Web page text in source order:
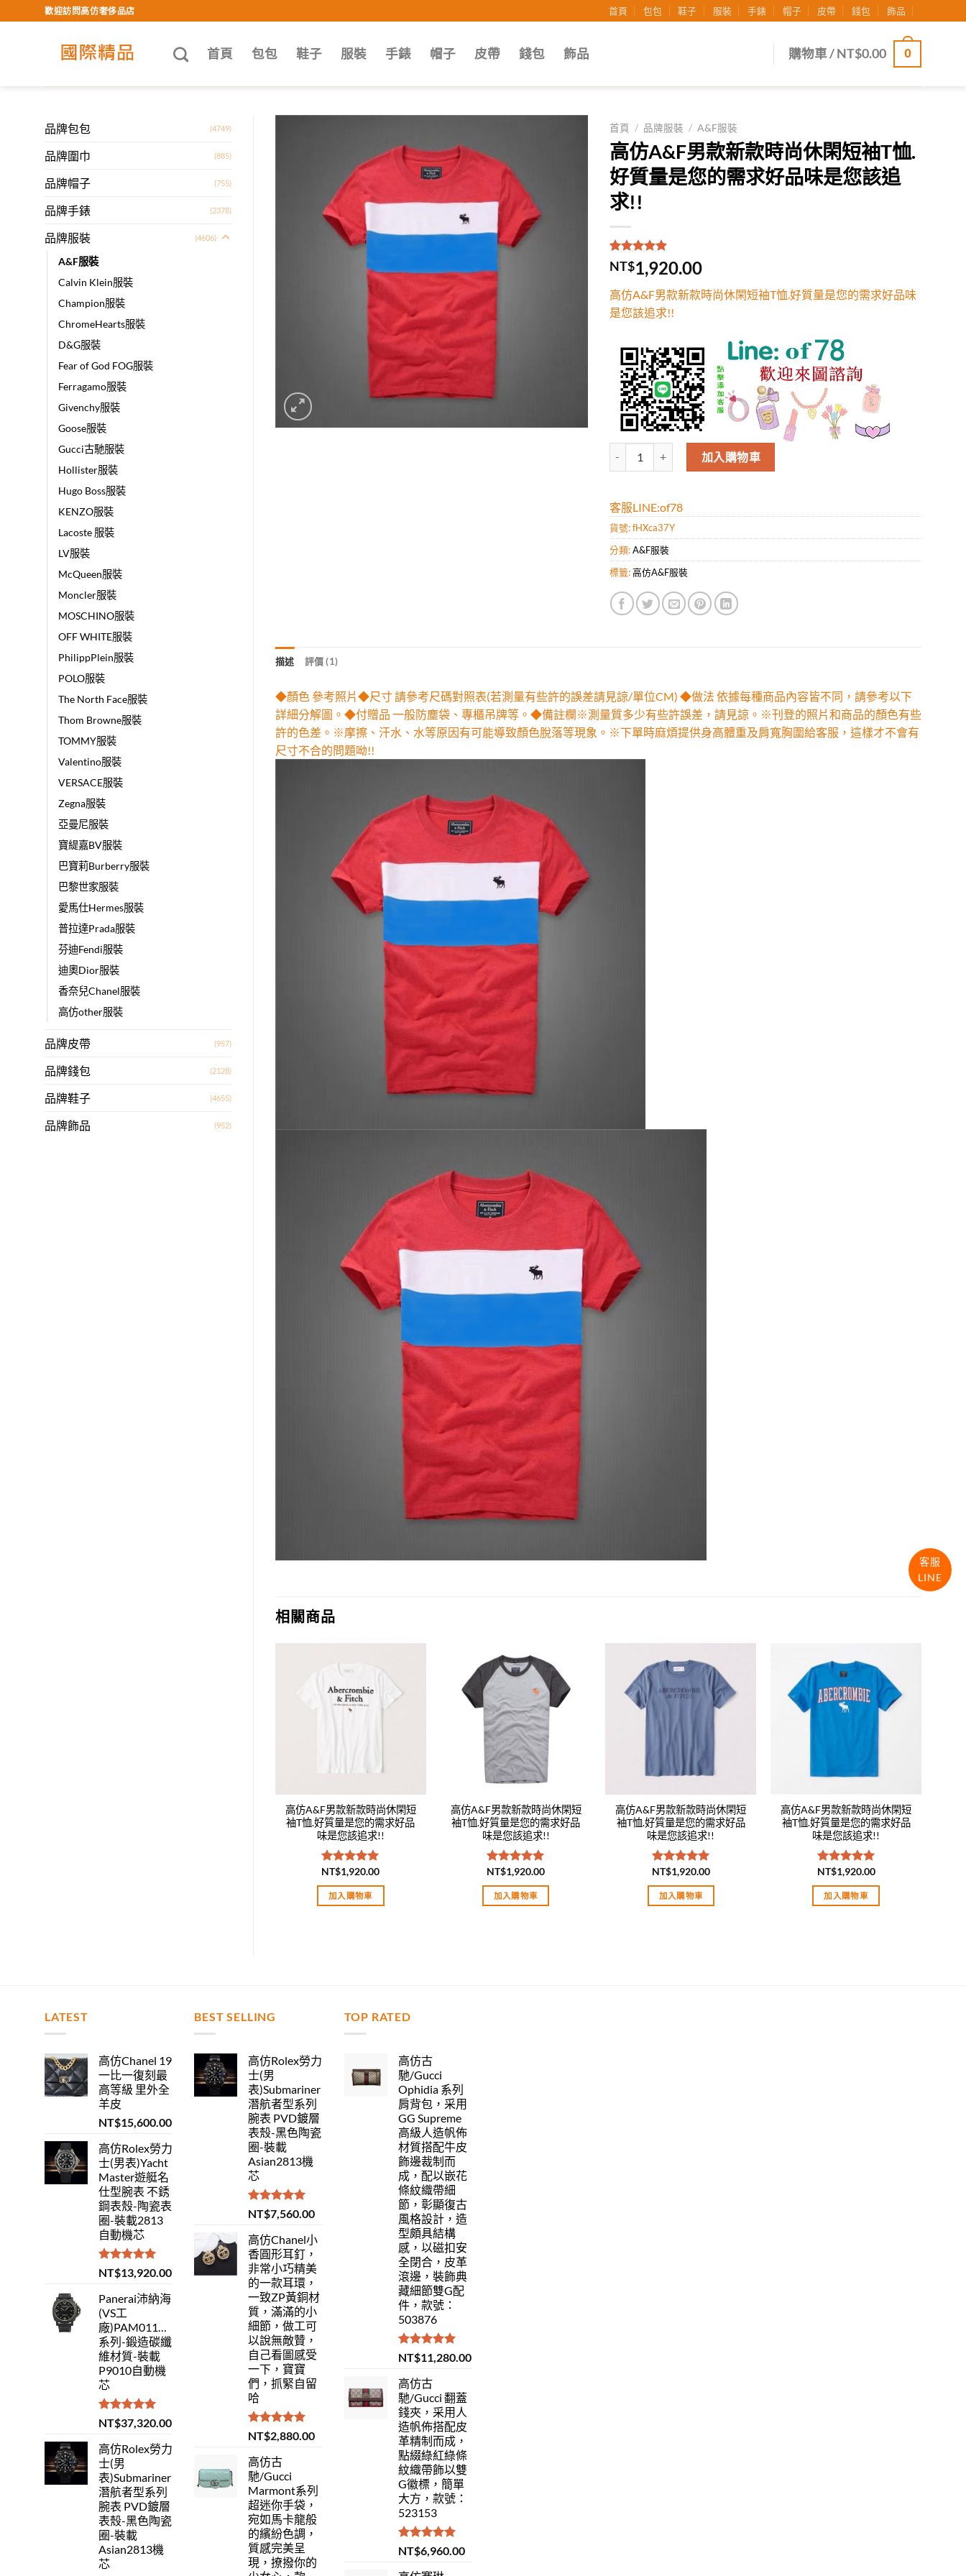
to
歡迎訪問高仿奢侈品店 首頁 包包 鞋子 服裝 手錶 帽子 皮帶 錢包 飾品
首頁 包包 鞋子 服裝 手錶 帽子 皮帶 錢包 飾品 購物車 /NT$0.00 0
品牌包包 (4749)
品牌圍巾 (885)
品牌帽子 (755)
品牌手錶 (2378)
品牌服裝 (4606)
A&F服裝
Calvin Klein服裝
Champion服裝
ChromeHearts服裝
D&G服裝
Fear of God FOG服裝
Ferragamo服裝
Givenchy服裝
Goose服裝
Gucci古馳服裝
Hollister服裝
Hugo Boss服裝
KENZO服裝
Lacoste 服裝
LV服裝
McQueen服裝
Moncler服裝
MOSCHINO服裝
OFF WHITE服裝
PhilippPlein服裝
POLO服裝
The North Face服裝
Thom Browne服裝
TOMMY服裝
Valentino服裝
VERSACE服裝
Zegna服裝
亞曼尼服裝
寶緹嘉BV服裝
巴寶莉Burberry服裝
巴黎世家服裝
愛馬仕Hermes服裝
普拉達Prada服裝
芬迪Fendi服裝
迪奧Dior服裝
香奈兒Chanel服裝
高仿other服裝
品牌皮帶 (957)
品牌錢包 (2128)
品牌鞋子 (4655)
品牌飾品 (952)
首頁 / 品牌服裝 / A&F服裝
高仿A&F男款新款時尚休閑短袖T恤.
好質量是您的需求好品味是您該追
求!!
評分5.00/
5，已有
1
位
分
NT$1,920.00
高仿A&F男款新款時尚休閑短袖T恤.好質量是您的需求好品味
是您該追求!!
高仿A&F男款新款時尚休閑短袖T恤.好質量是您的需求好品味是您該追求!! 數量
加入購物車
客服LINE:of78
貨號:fHXca37Y
分類:A&F服裝
標籤:高仿A&F服裝
描述 評價 (1)
◆顏色 參考照片◆尺寸 請參考尺碼對照表(若測量有些許的誤差請見諒/單位CM) ◆做法 依據每種商品內容皆不同，請參考以下
詳細分解圖。◆付贈品 一般防塵袋、專櫃吊牌等。◆備註欄※測量質多少有些許誤差，請見諒。※刊登的照片和商品的顏色有些
許的色差。※摩擦、汗水、水等原因有可能導致顏色脫落等現象。※下單時麻煩提供身高體重及肩寬胸圍給客服，這樣才不會有
尺寸不合的問題呦!!
相關商品
Add to
wishlist
高仿A&F男款新款時尚休閑短
袖T恤.好質量是您的需求好品
味是您該追求!!
評分5.00
滿分 5
NT$1,920.00
加入購物車
Add to
wishlist
高仿A&F男款新款時尚休閑短
袖T恤.好質量是您的需求好品
味是您該追求!!
評分5.00
滿分 5
NT$1,920.00
加入購物車
Add to
wishlist
高仿A&F男款新款時尚休閑短
袖T恤.好質量是您的需求好品
味是您該追求!!
評分5.00
滿分 5
NT$1,920.00
加入購物車
Add to
wishlist
高仿A&F男款新款時尚休閑短
袖T恤.好質量是您的需求好品
味是您該追求!!
評分5.00
滿分 5
NT$1,920.00
加入購物車
LATEST
高仿Chanel 19
一比一復刻最
高等級 里外全
羊皮
NT$15,600.00
高仿Rolex勞力
士(男表)Yacht
Master遊艇名
仕型腕表 不銹
鋼表殼-陶瓷表
圈-裝載2813
自動機芯
評分5.00
滿分 5
NT$13,920.00
Panerai沛納海
(VS工
廠)PAM01118Luminor
系列-鍛造碳纖
維材質-裝載
P9010自動機
芯
評分5.00
滿分 5
NT$37,320.00
高仿Rolex勞力
士(男
表)Submariner
潛航者型系列
腕表 PVD鍍層
表殼-黑色陶瓷
圈-裝載
Asian2813機
芯
BEST SELLING
高仿Rolex勞力
士(男
表)Submariner
潛航者型系列
腕表 PVD鍍層
表殼-黑色陶瓷
圈-裝載
Asian2813機
芯
評分 5.00
滿分 5
NT$7,560.00
高仿Chanel小
香圓形耳釘，
非常小巧精美
的一款耳環，
一致ZP黃銅材
質，滿滿的小
細節，做工可
以說無敵贊，
自己看圖感受
一下，寶寶
們，抓緊自留
哈
評分 5.00
滿分 5
NT$2,880.00
高仿古
馳/Gucci
Marmont系列
超迷你手袋，
宛如馬卡龍般
的繽紛色調，
質感完美呈
現，撩撥你的
TOP RATED
高仿古
馳/Gucci
Ophidia 系列
肩背包，采用
GG Supreme
高級人造帆佈
材質搭配牛皮
飾邊裁制而
成，配以嵌花
條紋織帶細
節，彰顯復古
風格設計，造
型頗具結構
感，以磁扣安
全閉合，皮革
滾邊，裝飾典
藏細節雙G配
件，款號：
503876
評分5.00
滿分 5
NT$11,280.00
高仿古
馳/Gucci 翻蓋
錢夾，采用人
造帆佈搭配皮
革精制而成，
點綴綠紅綠條
紋織帶飾以雙
G徽標，簡單
大方，款號：
523153
評分5.00
滿分 5
NT$6,960.00
客服
LINE